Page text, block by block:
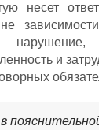
несет
нарушение,
и